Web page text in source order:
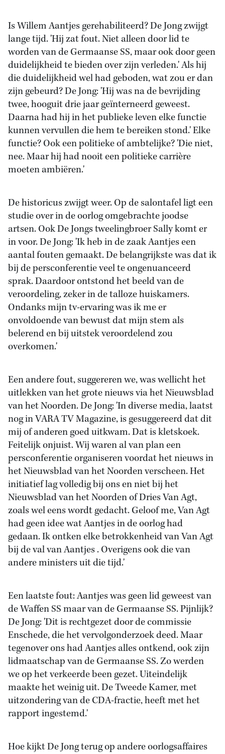
Is Willem Aantjes gerehabiliteerd? De Jong zwijgt
lange tijd. 'Hij zat fout. Niet alleen door lid te
worden van de Germaanse SS, maar ook door geen
duidelijkheid te bieden over zijn verleden.' Als hij
die duidelijkheid wel had geboden, wat zou er dan
zijn gebeurd? De Jong: 'Hij was na de bevrijding
twee, hooguit drie jaar geïnterneerd geweest.
Daarna had hij in het publieke leven elke functie
kunnen vervullen die hem te bereiken stond.' Elke
functie? Ook een politieke of ambtelijke? 'Die niet,
nee. Maar hij had nooit een politieke carrière
moeten ambiëren.'
De historicus zwijgt weer. Op de salontafel ligt een
studie over in de oorlog omgebrachte joodse
artsen. Ook De Jongs tweelingbroer Sally komt er
in voor. De Jong: 'Ik heb in de zaak Aantjes een
aantal fouten gemaakt. De belangrijkste was dat ik
bij de persconferentie veel te ongenuanceerd
sprak. Daardoor ontstond het beeld van de
veroordeling, zeker in de talloze huiskamers.
Ondanks mijn tv-ervaring was ik me er
onvoldoende van bewust dat mijn stem als
belerend en bij uitstek veroordelend zou
overkomen.'
Een andere fout, suggereren we, was wellicht het
uitlekken van het grote nieuws via het Nieuwsblad
van het Noorden. De Jong: 'In diverse media, laatst
nog in VARA TV Magazine, is gesuggereerd dat dit
mij of anderen goed uitkwam. Dat is kletskoek.
Feitelijk onjuist. Wij waren al van plan een
persconferentie organiseren voordat het nieuws in
het Nieuwsblad van het Noorden verscheen. Het
initiatief lag volledig bij ons en niet bij het
Nieuwsblad van het Noorden of Dries Van Agt,
zoals wel eens wordt gedacht. Geloof me, Van Agt
had geen idee wat Aantjes in de oorlog had
gedaan. Ik ontken elke betrokkenheid van Van Agt
bij de val van Aantjes . Overigens ook die van
andere ministers uit die tijd.'
Een laatste fout: Aantjes was geen lid geweest van
de Waffen SS maar van de Germaanse SS. Pijnlijk?
De Jong: 'Dit is rechtgezet door de commissie
Enschede, die het vervolgonderzoek deed. Maar
tegenover ons had Aantjes alles ontkend, ook zijn
lidmaatschap van de Germaanse SS. Zo werden
we op het verkeerde been gezet. Uiteindelijk
maakte het weinig uit. De Tweede Kamer, met
uitzondering van de CDA-fractie, heeft met het
rapport ingestemd.'
Hoe kijkt De Jong terug op andere oorlogsaffaires